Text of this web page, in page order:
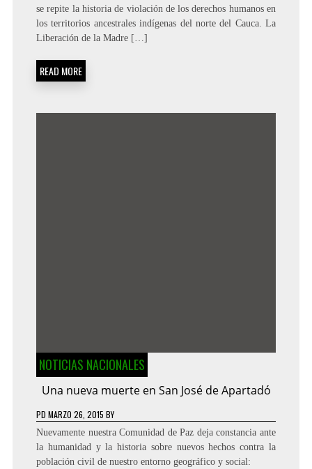
se repite la historia de violación de los derechos humanos en
los territorios ancestrales indígenas del norte del Cauca. La
Liberación de la Madre […]
READ MORE
NOTICIAS NACIONALES
Una nueva muerte en San José de Apartadó
PD MARZO 26, 2015 BY
Nuevamente nuestra Comunidad de Paz deja constancia ante
la humanidad y la historia sobre nuevos hechos contra la
población civil de nuestro entorno geográfico y social: